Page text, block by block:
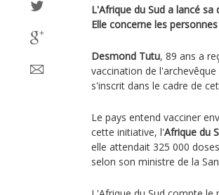
L'Afrique du Sud a lancé
Elle concerne les
Desmond Tutu, 89 ans a
vaccination de
s'inscrit dans le cadre de
Le pays entend vacciner
cette initiative, l'Afrique du
elle attendait 325 000
selon son ministre de la